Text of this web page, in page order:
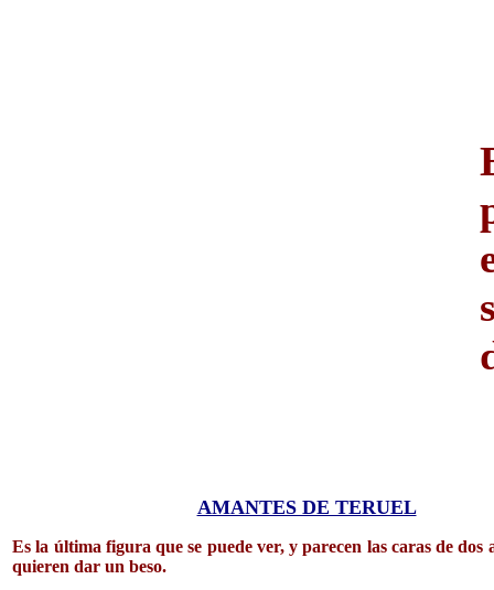
AMANTES DE TERUEL
Es la última figura que se puede ver, y parecen las caras de dos
quieren dar un beso.